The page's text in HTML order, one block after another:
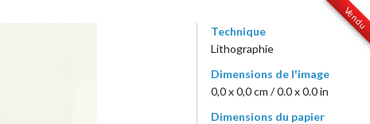
Vendu
Technique
Lithographie
Dimensions de l'image
0,0 x 0,0 cm / 0.0 x 0.0 in
Dimensions du papier